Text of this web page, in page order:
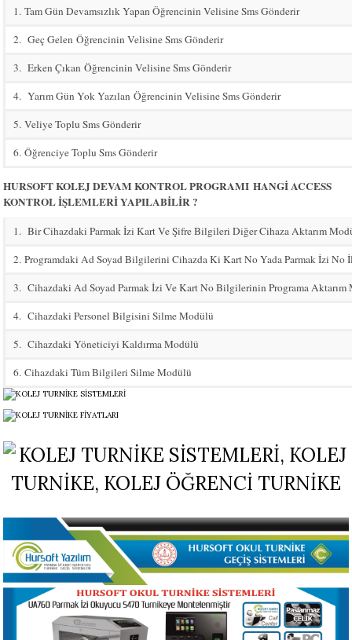
1. Tam Gün Devamsızlık Yapan Öğrencinin Velisine Sms Gönderir
2. Geç Gelen Öğrencinin Velisine Sms Gönderir
3. Erken Çıkan Öğrencinin Velisine Sms Gönderir
4. Yarım Gün Yok Yazılan Öğrencinin Velisine Sms Gönderir
5. Veliye Toplu Sms Gönderir
6. Öğrenciye Toplu Sms Gönderir
HURSOFT KOLEJ DEVAM KONTROL PROGRAMI HANGİ ACCESS
KONTROL İŞLEMLERİ YAPILABİLİR ?
1. Bir Cihazdaki Parmak İzi Kart Ve Şifre Bilgileri Diğer Cihaza Aktarım
2. Programdaki Ad Soyad Bilgilerini Cihazda Ki Kart No Yada Parmak İzi No
3. Cihazdaki Ad Soyad Parmak İzi Ve Kart No Bilgilerinin Programa Aktarım
4. Cihazdaki Personel Bilgisini Silme Modülü
5. Cihazdaki Yöneticiyi Kaldırma Modülü
6. Cihazdaki Tüm Bilgileri Silme Modülü